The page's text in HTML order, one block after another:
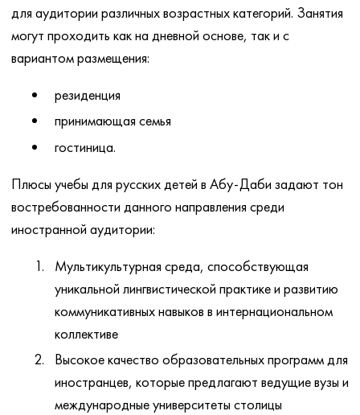
для аудитории различных возрастных категорий. Занятия
могут проходить как на дневной основе, так и с
вариантом размещения:
резиденция
принимающая семья
гостиница.
Плюсы учебы для русских детей в Абу-Даби задают тон
востребованности данного направления среди
иностранной аудитории:
Мультикультурная среда, способствующая
уникальной лингвистической практике и развитию
коммуникативных навыков в интернациональном
коллективе
Высокое качество образовательных программ для
иностранцев, которые предлагают ведущие вузы и
международные университеты столицы